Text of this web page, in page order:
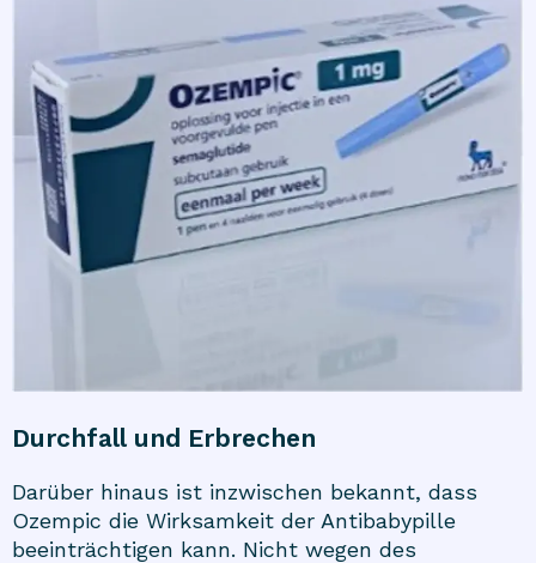
Durchfall und Erbrechen
Darüber hinaus ist inzwischen bekannt, dass
Ozempic die Wirksamkeit der Antibabypille
beeinträchtigen kann. Nicht wegen des